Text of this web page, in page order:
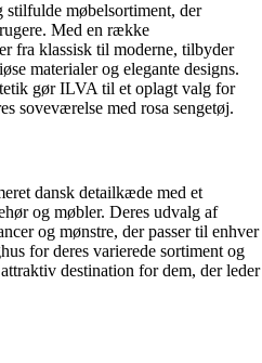
møbelsortiment, der
Med en række
fra klassisk til moderne, tilbyder
materialer og elegante designs.
gør ILVA til et oplagt valg for
soveværelse med rosa sengetøj.
dansk detailkæde med et
og møbler. Deres udvalg af
og mønstre, der passer til enhver
for deres varierede sortiment og
destination for dem, der leder